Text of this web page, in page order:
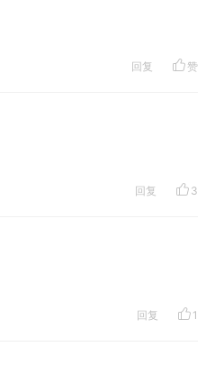
回复 赞
回复 3
回复 1